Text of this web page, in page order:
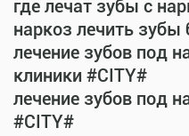
где лечат зубы с
наркоз лечить зубы
лечение зубов под
клиники #CITY#
лечение зубов под
#CITY#